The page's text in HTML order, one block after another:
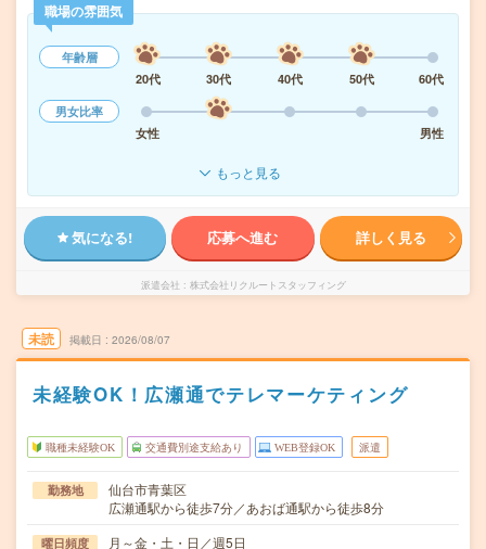
職場の雰囲気
年齢層
20代
30代 40代 50代
60代
男女比率
女性
男性
もっと見る
気になる! 応募へ進む 詳しく見る
派遣会社 株式会社リクルートスタッフィング
未読 掲載日 2026/08/07
未経験OK！広瀬通でテレマーケティング
職種未経験OK 交通費別途支給あり WEB登録OK 派遣
勤務地
仙台市青葉区
広瀬通駅から徒歩7分／あおば通駅から徒歩8分
曜日頻度 月～金・土・日／週5日